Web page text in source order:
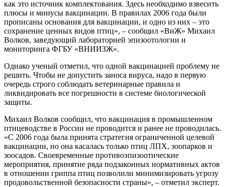
как это источник комплектования. Здесь необходимо взвесить
плюсы и минусы вакцинации. В правилах 2006 года были
прописаны основания для вакцинации, и одно из них – это
сохранение ценных видов птиц», – сообщил «ВиЖ» Михаил
Волков, заведующий лабораторией эпизоотологии и
мониторинга ФГБУ «ВНИИЗЖ».
Однако ученый отметил, что одной вакцинацией проблему не
решить. Чтобы не допустить заноса вируса, надо в первую
очередь строго соблюдать ветеринарные правила и
ликвидировать все погрешности в системе биологической
защиты.
Михаил Волков сообщил, что вакцинация в промышленном
птицеводстве в России не проводится и ранее не проводилась.
«С 2006 года была принята стратегия ограниченной целевой
вакцинации, но она касалась только птиц ЛПХ, зоопарков и
зоосадов. Своевременные противоэпизоотические
мероприятия, принятие ряда подзаконных нормативных актов
в отношении гриппа птиц позволили минимизировать угрозу
продовольственной безопасности страны», – отметил эксперт.